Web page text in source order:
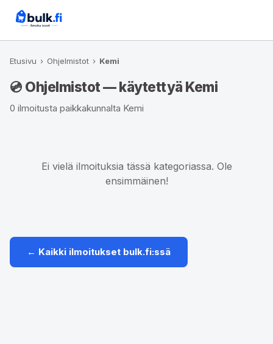
Etusivu › Ohjelmistot › Kemi
💿 Ohjelmistot — käytettyä Kemi
0 ilmoitusta paikkakunnalta Kemi
Ei vielä ilmoituksia tässä kategoriassa. Ole
ensimmäinen!
← Kaikki ilmoitukset bulk.fi:ssä